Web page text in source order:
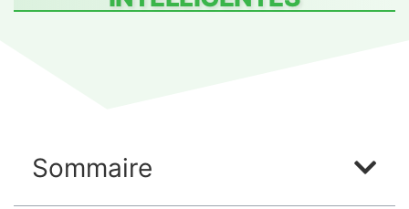
Sommaire